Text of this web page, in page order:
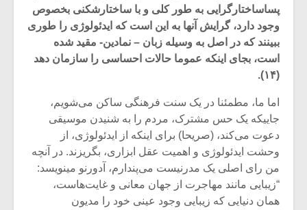
پساساختارگرایی به طور کلی و با ساختارشکنی بخصوص
وجود دارد، گرایش آنها به این است که ایدئولوژی را طوری
ببینند که در اصل به وسیله زبان – نمادین- مقید شده
است، بجای اینکه عموما حالات احساسی را سازمان دهد
(۱۴).
اما ما، مطمئنا در یک سنت فرهنگی ساکن می‌شویم،
جاییکه یک حس مشترک، مردم را به شنیدن موسیقی
دعوت می‌کند، (صریحا) برای اینکه از ایدئولوژی، از
وحشت ایدئولوژی و اهمیت عقل ابزاری، بگریزند. در آنچه
من رای اصلی یک مدرنیست می‌پندارم، آدورنو مینویسد:
“زیبایی مانند مهاجرت از جهان معانی و غایت‌هاست،
همان دنیایی که زیبایی وجود عینی خود را مدیون
میکلوش روژا